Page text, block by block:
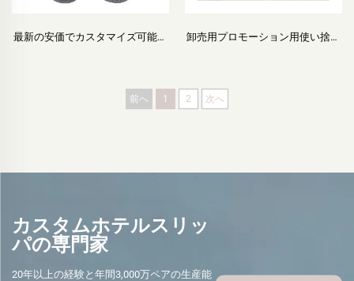
最新の安価でカスタマイズ可能な
スリッパメーカー
卸売用プロモーション用使い捨て
前へ 1 2 次へ
カスタムホテルスリッ
パの専門家
20年以上の経験と年間3,000万ペアの生産能